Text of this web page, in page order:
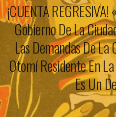
¡CUENTA
Gobierno De La
Las Demandas De
Otomí Residente En La
Es Un